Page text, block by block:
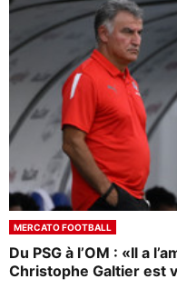
MERCATO FOOTBALL
Du PSG à l’OM : «Il a
Christophe Galtier est